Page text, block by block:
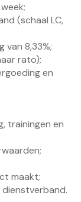
(schaal LC,
van 8,33%;
rato);
en
trainingen en
maakt;